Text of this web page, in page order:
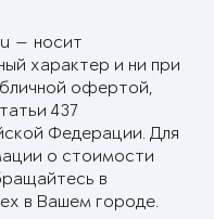
— носит
характер и ни при
офертой,
437
Федерации. Для
о стоимости
в
в Вашем городе.